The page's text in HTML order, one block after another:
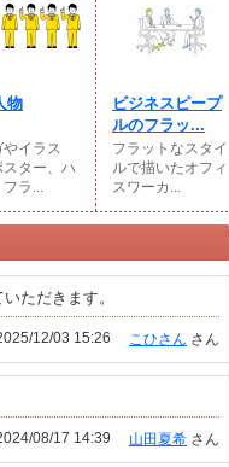
物
やイラス
スター、ハ
フラ...
ビジネスピープ
ルのフラッ...
フラットなスタイ
ルで描いたオフィ
スワーカ...
ただきます。
こひさん さん
12/03 15:26
山田夏希 さん
08/17 14:39